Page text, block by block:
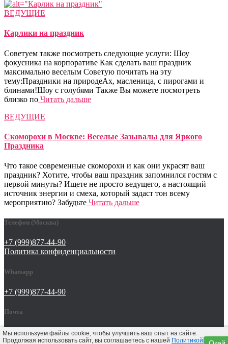
ВЕДУЩИЕ
Карлики на праздник
Советуем также посмотреть следующие услуги: Шоу
фокусника на корпоративе Как сделать ваш праздник
максимально веселым Советую почитать на эту
тему:Праздники на природеАх, масленица, с пирогами и
блинами!Шоу с голубями Также Вы можете посмотреть
близко по Читать дальше
ВЕДУЩИЕ
Скоморохи в Москве: Веселые Зазывалы для Яркого
Праздника
Что такое современные скоморохи и как они украсят ваш
праздник? Хотите, чтобы ваш праздник запомнился гостям с
первой минуты? Ищете не просто ведущего, а настоящий
источник энергии и смеха, который задаст тон всему
мероприятию? Забудьте Читать дальше
Телефон (Москва)
+7 (999)877-44-90
Политика конфиденциальности
Мы используем файлы cookie, чтобы улучшить ваш опыт на сайте.
Продолжая использовать сайт, вы соглашаетесь с нашей Политикой
Whatsapp
+7 (999)877-44-90
Почта
tat642@yandex.ru